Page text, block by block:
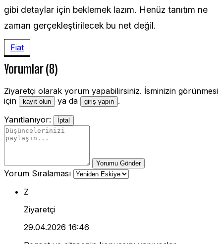
gibi detaylar için beklemek lazım. Henüz tanıtım ne
zaman gerçekleştirilecek bu net değil.
Fiat
Yorumlar (8)
Ziyaretçi olarak yorum yapabilirsiniz. İsminizin görünmesi
için
kayıt olun ya da giriş yapın .
Yanıtlanıyor:
İptal
Yorumu Gönder
Yorum Sıralaması
Z
Ziyaretçi
29.04.2026 16:46